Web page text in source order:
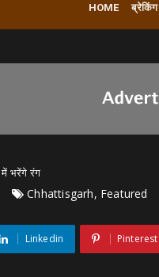
HOME ब्रेकिंग
में भरेंगे रंग
Chhattisgarh, Featured
Linkedin Pinterest